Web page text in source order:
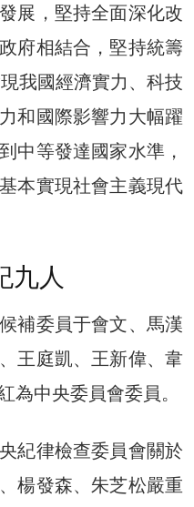
展，堅持全面深化改
府相結合，堅持統籌
我國經濟實力、科技
和國際影響力大幅躍
中等發達國家水準，
本實現社會主義現代
九人
補委員于會文、馬漢
王庭凱、王新偉、韋
為中央委員會委員。
紀律檢查委員會關於
楊發森、朱芝松嚴重